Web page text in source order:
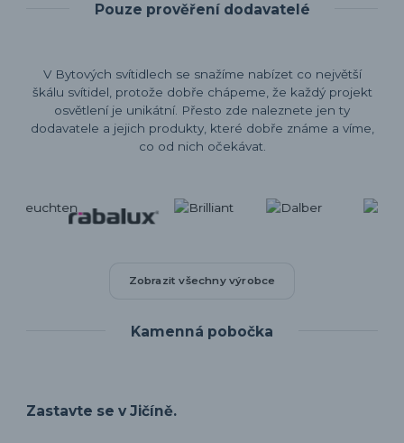
Pouze prověření dodavatelé
V Bytových svítidlech se snažíme nabízet co největší
škálu svítidel, protože dobře chápeme, že každý projekt
osvětlení je unikátní. Přesto zde naleznete jen ty
dodavatele a jejich produkty, které dobře známe a víme,
co od nich očekávat.
Zobrazit všechny výrobce
Kamenná pobočka
Zastavte se v Jičíně.